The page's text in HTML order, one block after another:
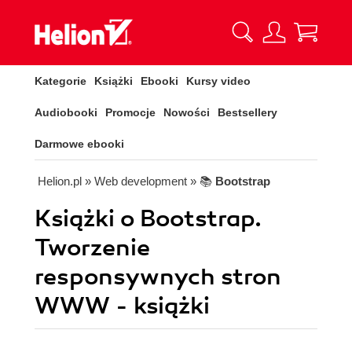
Kategorie Książki Ebooki Kursy video
Audiobooki Promocje Nowości Bestsellery
Darmowe ebooki
Helion.pl » Web development » 📚 Bootstrap
Książki o Bootstrap.
Tworzenie
responsywnych stron
WWW - książki